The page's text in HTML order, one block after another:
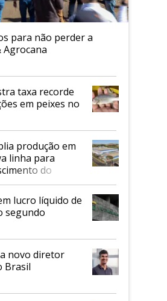
para não perder a
Agrocana
taxa recorde
em peixes no
produção em
linha para
do
lucro líquido de
segundo
novo diretor
Brasil